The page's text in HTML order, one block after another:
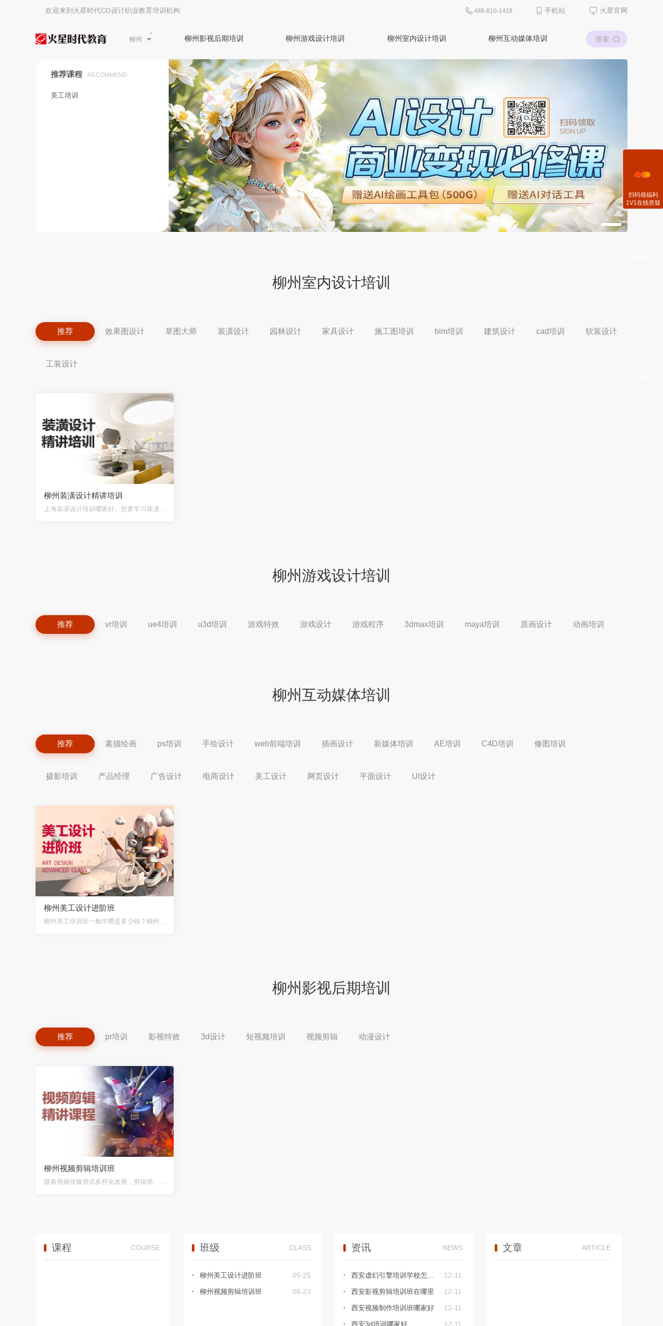
欢迎来到火星时代CG设计职业教育培训机构 488-810-1418 手机站 火星官网
柳州
推荐课程 RECOMMEND
美工培训
柳州影视后期培训 柳州游戏设计培训 柳州室内设计培训 柳州互动媒体培训
柳州室内设计培训
推荐 效果图设计 草图大师 装潢设计 园林设计 家具设计 施工图培训 bim培训 建筑设计 cad培训 软装设计
工装设计
柳州装潢设计精讲培训
上海装潢设计培训哪家好。想要学习装潢...
柳州游戏设计培训
推荐 vr培训 ue4培训 u3d培训 游戏特效 游戏设计 游戏程序 3dmax培训 maya培训 原画设计 动画培训
柳州互动媒体培训
推荐 素描绘画 ps培训 手绘设计 web前端培训 插画设计 新媒体培训 AE培训 C4D培训 修图培训
摄影培训 产品经理 广告设计 电商设计 美工设计 网页设计 平面设计 UI设计
柳州美工设计进阶班
柳州美工培训班一般学费是多少钱？柳州...
柳州影视后期培训
推荐 pr培训 影视特效 3d设计 短视频培训 视频剪辑 动漫设计
柳州视频剪辑培训班
随着视频传媒形式多样化发展，剪辑师、...
课程 COURSE 班级 CLASS
柳州美工设计进阶班 05-25
柳州视频剪辑培训班 05-23
资讯 NEWS
西安虚幻引擎培训学校怎么样 12-11
西安影视剪辑培训班在哪里 12-11
西安视频制作培训班哪家好 12-11
西安3d培训哪家好 12-11
文章 ARTICLE
扫码领福利
1V1在线答疑